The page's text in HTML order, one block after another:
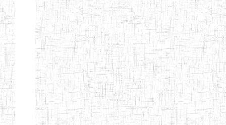
Etablissements
d'enseignement
normal
ENI